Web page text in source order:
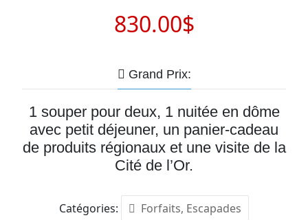
830.00$
Grand Prix:
1 souper pour deux, 1 nuitée en dôme
avec petit déjeuner, un panier-cadeau
de produits régionaux et une visite de la
Cité de l’Or.
Catégories: Forfaits, Escapades